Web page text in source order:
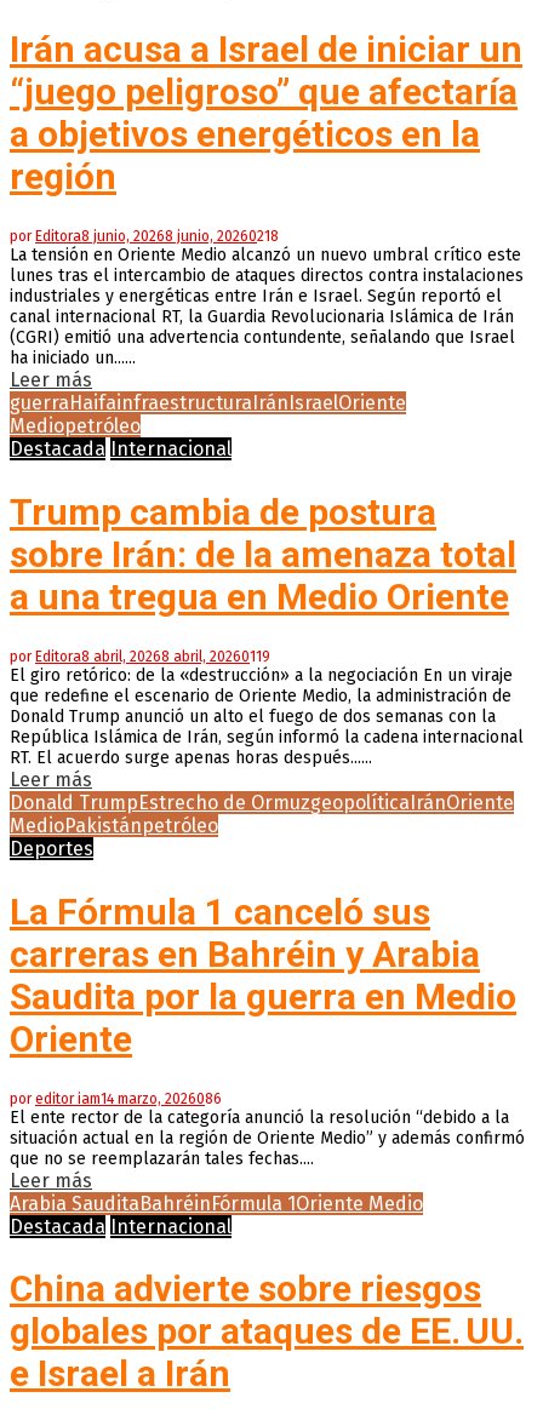
Irán acusa a Israel de iniciar un
“juego peligroso” que afectaría
a objetivos energéticos en la
región
por Editora8 junio, 20268 junio, 20260218
La tensión en Oriente Medio alcanzó un nuevo umbral crítico este
lunes tras el intercambio de ataques directos contra instalaciones
industriales y energéticas entre Irán e Israel. Según reportó el
canal internacional RT, la Guardia Revolucionaria Islámica de Irán
(CGRI) emitió una advertencia contundente, señalando que Israel
ha iniciado un......
Leer más
guerraHaifainfraestructuraIránIsraelOriente
Mediopetróleo
Destacada Internacional
Trump cambia de postura
sobre Irán: de la amenaza total
a una tregua en Medio Oriente
porEditora8 abril, 20268 abril, 20260119
El giro retórico: de la «destrucción» a la negociación En un viraje
que redefine el escenario de Oriente Medio, la administración de
Donald Trump anunció un alto el fuego de dos semanas con la
República Islámica de Irán, según informó la cadena internacional
RT. El acuerdo surge apenas horas después......
Leer más
Donald TrumpEstrecho de OrmuzgeopolíticaIránOriente
MedioPakistánpetróleo
Deportes
La Fórmula 1 canceló sus
carreras en Bahréin y Arabia
Saudita por la guerra en Medio
Oriente
poreditor iam14 marzo, 2026086
El ente rector de la categoría anunció la resolución “debido a la
situación actual en la región de Oriente Medio” y además confirmó
que no se reemplazarán tales fechas....
Leer más
Arabia SauditaBahréinFórmula 1Oriente Medio
Destacada Internacional
China advierte sobre riesgos
globales por ataques de EE. UU.
e Israel a Irán